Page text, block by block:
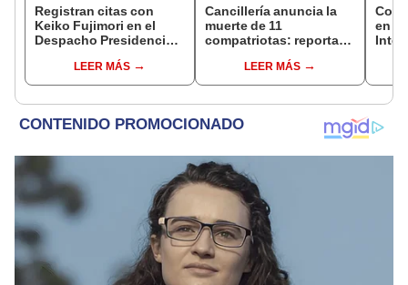
Registran citas con
Keiko Fujimori en el
Despacho Presidencial
LEER MÁS
Cancillería anuncia la
muerte de 11
compatriotas: reportan
capturados por Ucrania
LEER MÁS
en